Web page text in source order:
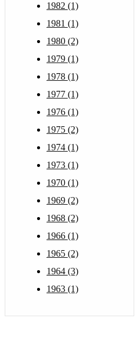
1982 (1)
1981 (1)
1980 (2)
1979 (1)
1978 (1)
1977 (1)
1976 (1)
1975 (2)
1974 (1)
1973 (1)
1970 (1)
1969 (2)
1968 (2)
1966 (1)
1965 (2)
1964 (3)
1963 (1)